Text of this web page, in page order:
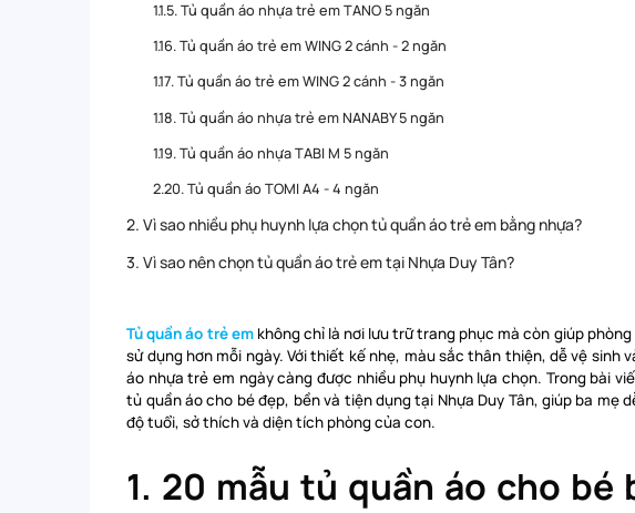
1.1.5. Tủ quần áo nhựa trẻ em TANO 5 ngăn
1.16. Tủ quần áo trẻ em WING 2 cánh - 2 ngăn
1.17. Tủ quần áo trẻ em WING 2 cánh - 3 ngăn
1.18. Tủ quần áo nhựa trẻ em NANABY 5 ngăn
1.19. Tủ quần áo nhựa TABI M 5 ngăn
2.20. Tủ quần áo TOMI A4 - 4 ngăn
2. Vì sao nhiều phụ huynh lựa chọn tủ quần áo trẻ em bằng nhựa?
3. Vì sao nên chọn tủ quần áo trẻ em tại Nhựa Duy Tân?
Tủ quần áo trẻ emkhông chỉ là nơi lưu trữ trang phục mà còn giúp
sử dụng hơn mỗi ngày. Với thiết kế nhẹ, màu sắc thân thiện, dễ vệ sinh
áo nhựa trẻ em ngày càng được nhiều phụ huynh lựa chọn. Trong bài
tủ quần áo cho bé đẹp, bền và tiện dụng tại Nhựa Duy Tân, giúp ba mẹ
độ tuổi, sở thích và diện tích phòng của con.
1. 20 mẫu tủ quần áo cho bé